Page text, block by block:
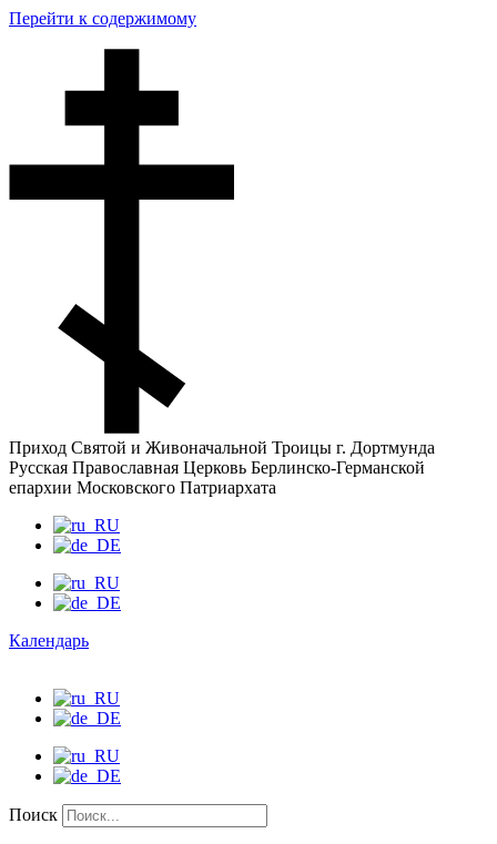
Перейти к содержимому
Приход Святой и Живоначальной Троицы г. Дортмунда
Русская Православная Церковь Берлинско-Германской
епархии Московского Патриархата
Календарь
Поиск